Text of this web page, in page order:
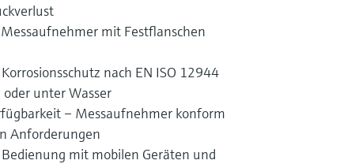
mit Festflanschen
nach EN ISO 12944
unter Wasser
– Messaufnehmer konform
Anforderungen
mit mobilen Geräten und